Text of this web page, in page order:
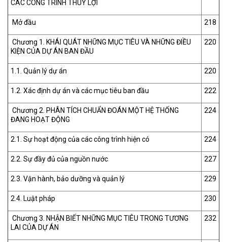
CÁC CÔNG TRÌNH THỦY LỢI
Mở đầu 218
Chương 1. KHÁI QUÁT NHỮNG MỤC TIÊU VÀ NHỮNG ĐIỀU
KIỆN CỦA DỰ ÁN BAN ĐẦU
220
1.1. Quản lý dự án 220
1.2. Xác định dự án và các mục tiêu ban đầu 222
Chương 2. PHÂN TÍCH CHUẨN ĐOÁN MỘT HỆ THỐNG
ĐANG HOẠT ĐỘNG
224
2.1. Sự hoạt động của các công trình hiện có 224
2.2. Sự đầy đủ của nguồn nước 227
2.3. Vận hành, bảo dưỡng và quản lý 229
2.4. Luật pháp 230
Chương 3. NHẬN BIẾT NHỮNG MỤC TIÊU TRONG TƯƠNG
LAI CỦA DỰ ÁN
232